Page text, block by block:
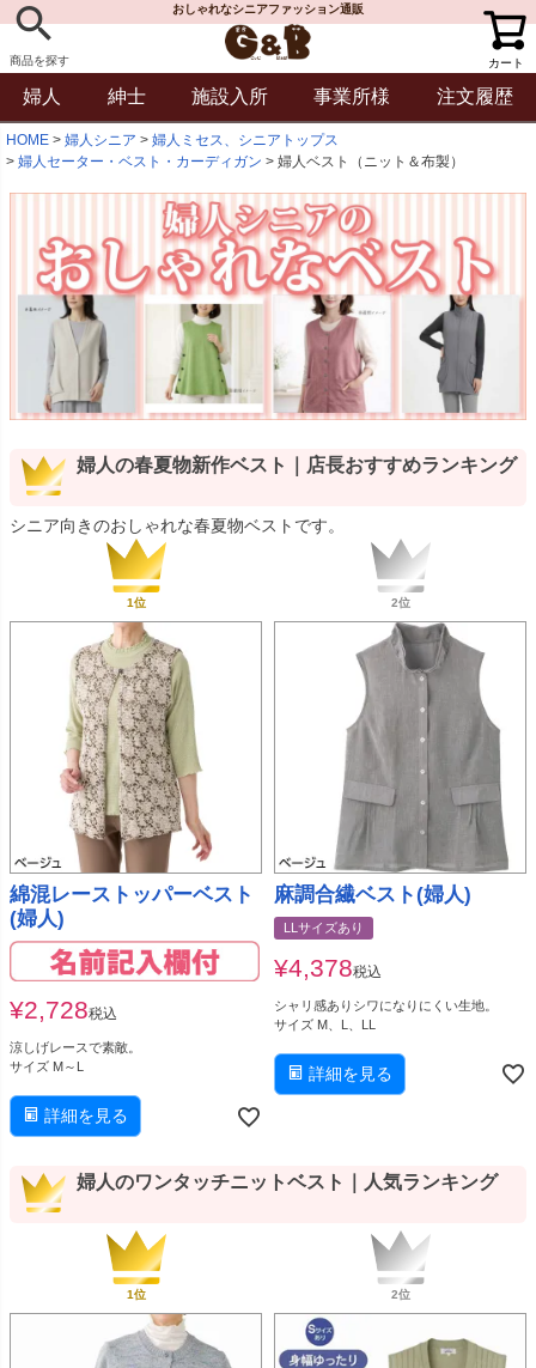
商品を探す
おしゃれなシニアファッション通販
カート
婦人 紳士 施設入所 事業所様 注文履歴
HOME 婦人シニア
婦人ミセス、シニアトップス
婦人セーター・ベスト・カーディガン
婦人ベスト（ニット＆布製）
婦人の春夏物新作ベスト｜店長おすすめランキング
シニア向きのおしゃれな春夏物ベストです。
綿混レーストッパーベスト
(婦人)
¥2,728税込
涼しげレースで素敵。
サイズ M～L
詳細を見る
麻調合繊ベスト(婦人)
LLサイズあり
¥4,378税込
シャリ感ありシワになりにくい生地。
サイズ M、L、LL
詳細を見る
婦人のワンタッチニットベスト｜人気ランキング